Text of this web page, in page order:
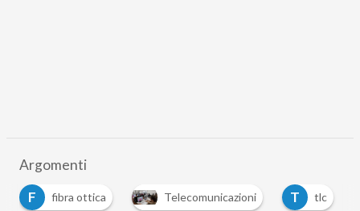
Argomenti
F
fibra ottica Telecomunicazioni T tlc